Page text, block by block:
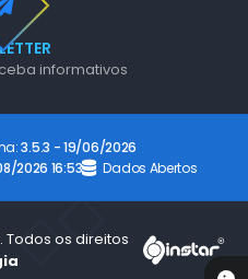
informativos
3.5.3 - 19/06/2026
2026 16:53 Dados Abertos
Todos os direitos